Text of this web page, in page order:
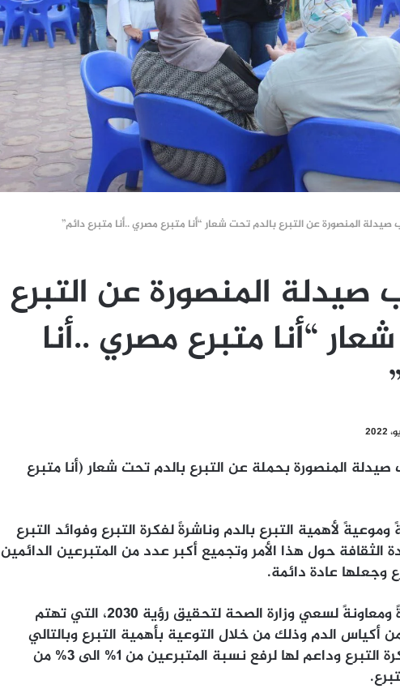
المنصورة عن التبرع بالدم تحت شعار “أنا متبرع مصري ..أنا متبرع دائم”
صيدلة المنصورة عن التبرع
“أنا متبرع مصري ..أنا
صيدلة المنصورة بحملة عن التبرع بالدم تحت شعار (أنا متبرع
لأهمية التبرع بالدم وناشرةً لفكرة التبرع وفوائد التبرع
الثقافة حول هذا الأمر وتجميع أكبر عدد من المتبرعين الدائمين
وجعلها عادة دائمة.
وجاءت هذه الحملة مؤيدةً ومعاونةً لسعي وزارة الصحة لتحقيق رؤية ٢٠٣٠، التي تهتم
أكياس الدم وذلك من خلال التوعية بأهمية التبرع وبالتالي
خلق متبرعٍ دائمٍ ناشرٍ لفكرة التبرع وداعم لها لرفع نسبة المتبرعين من ١% الى ٣% من